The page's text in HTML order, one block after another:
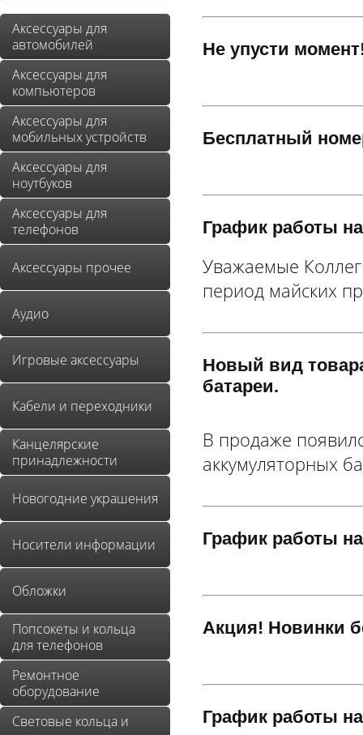
Аксессуары для
автомобилей
Аксессуары для
компьютеров
Аксессуары для
мобильных устройств
Аксессуары для
ноутбуков
Аксессуары для
телефонов
Аксессуары прочее
Аудио
Игровые аксессуары
Кабели и переходники
Канцелярские
принадлежности
Новогодние украшения
Носители информации
Обложки
Попсокеты и кольца
для телефонов
Ремонтное
оборудование
Световые кольца и
Не упусти
Бесплатный
График работы
Уважаемые
период майских
Новый вид
батареи.
В продаже
аккумуляторных
График работы
Акция! Новинки
График работы